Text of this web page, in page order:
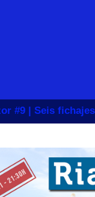
#9 | Seis